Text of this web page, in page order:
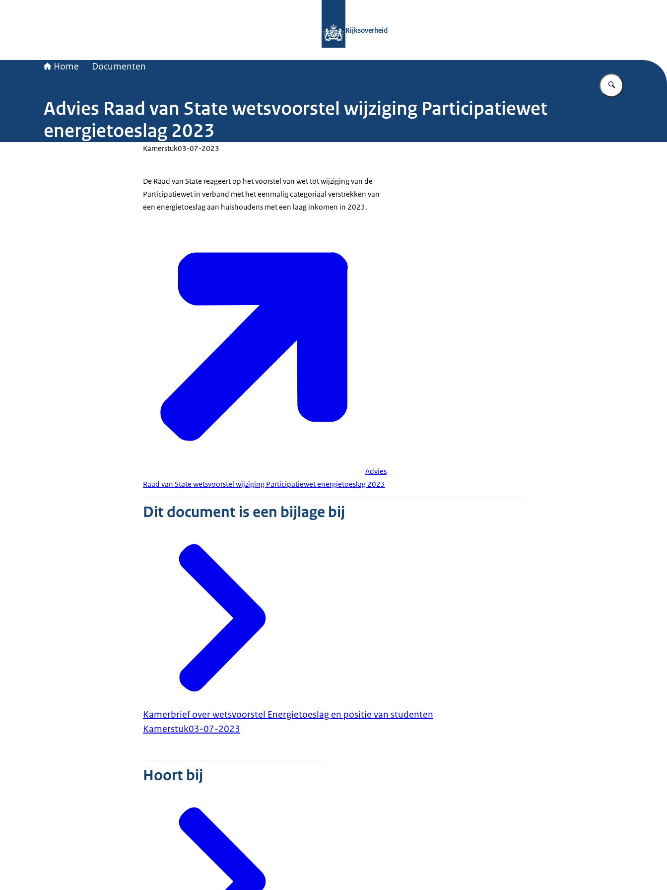
Rijksoverheid
Home Documenten
Vul in wat u
Advies Raad van State wetsvoorstel wijziging Participatiewet
energietoeslag 2023
Kamerstuk03-07-2023
De Raad van State reageert op het voorstel van wet tot wijziging van de
Participatiewet in verband met het eenmalig categoriaal verstrekken van
een energietoeslag aan huishoudens met een laag inkomen in 2023.
Advies
Raad van State wetsvoorstel wijziging Participatiewet energietoeslag 2023
Dit document is een bijlage bij
Kamerbrief over wetsvoorstel Energietoeslag en positie van studenten
Kamerstuk03-07-2023
Hoort bij